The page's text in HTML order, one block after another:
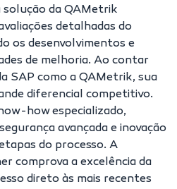
solução da QAMetrik
detalhadas do
os desenvolvimentos e
de melhoria. Ao contar
SAP como a QAMetrik, sua
diferencial competitivo.
how especializado,
avançada e inovação
do processo. A
comprova a excelência da
direto às mais recentes